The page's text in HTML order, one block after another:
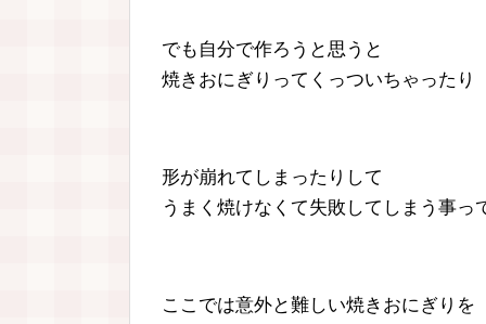
でも自分で作ろうと思うと
焼きおにぎりってくっついちゃったり
形が崩れてしまったりして
うまく焼けなくて失敗してしまう事っ
ここでは意外と難しい焼きおにぎりを